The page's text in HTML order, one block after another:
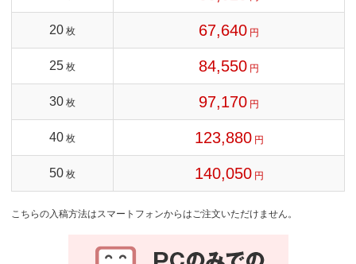
20 枚 67,640 円
25 枚 84,550 円
30 枚 97,170 円
40 枚 123,880 円
50 枚 140,050 円
こちらの入稿方法はスマートフォンからはご注文いただけません。